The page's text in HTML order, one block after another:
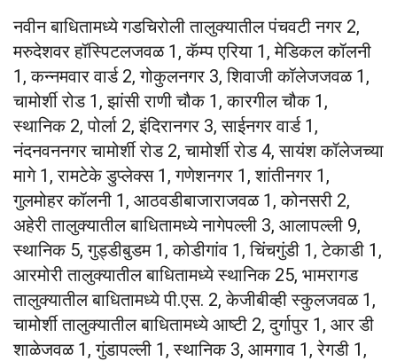
नवीन बाधितामध्ये गडचिरोली तालुक्यातील पंचवटी नगर 2,
मरुदेशवर हॉस्पिटलजवळ 1, कॅम्प एरिया 1, मेडिकल कॉलनी
1, कन्नमवार वार्ड 2, गोकुलनगर 3, शिवाजी कॉलेजजवळ 1,
चामोर्शी रोड 1, झांसी राणी चौक 1, कारगील चौक 1,
स्थानिक 2, पोर्ला 2, इंदिरानगर 3, साईनगर वार्ड 1,
नंदनवननगर चामोर्शी रोड 2, चामोर्शी रोड 4, सायंश कॉलेजच्या
मागे 1, रामटेके डुप्लेक्स 1, गणेशनगर 1, शांतीनगर 1,
गुलमोहर कॉलनी 1, आठवडीबाजाराजवळ 1, कोनसरी 2,
अहेरी तालुक्यातील बाधितामध्ये नागेपल्ली 3, आलापल्ली 9,
स्थानिक 5, गुड्डीबुडम 1, कोडीगांव 1, चिंचगुंडी 1, टेकाडी 1,
आरमोरी तालुक्यातील बाधितामध्ये स्थानिक 25, भामरागड
तालुक्यातील बाधितामध्ये पी.एस. 2, केजीबीव्ही स्कुलजवळ 1,
चामोर्शी तालुक्यातील बाधितामध्ये आष्टी 2, दुर्गापुर 1, आर डी
शाळेजवळ 1, गुंडापल्ली 1, स्थानिक 3, आमगाव 1, रेगडी 1,